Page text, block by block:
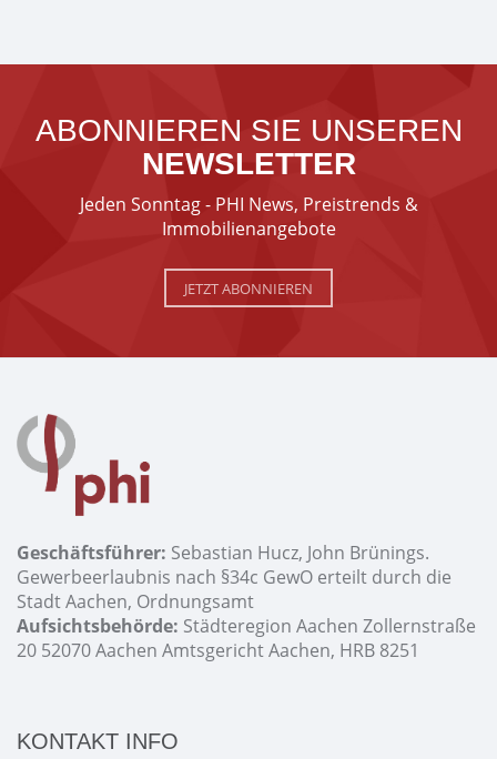
ABONNIEREN SIE UNSEREN
NEWSLETTER
Jeden Sonntag - PHI News, Preistrends &
Immobilienangebote
JETZT ABONNIEREN
Geschäftsführer: Sebastian Hucz, John Brünings.
Gewerbeerlaubnis nach §34c GewO erteilt durch die
Stadt Aachen, Ordnungsamt
Aufsichtsbehörde: Städteregion Aachen Zollernstraße
20 52070 Aachen Amtsgericht Aachen, HRB 8251
KONTAKT INFO